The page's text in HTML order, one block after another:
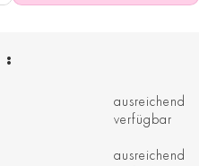
:
ausreichend
verfügbar
ausreichend